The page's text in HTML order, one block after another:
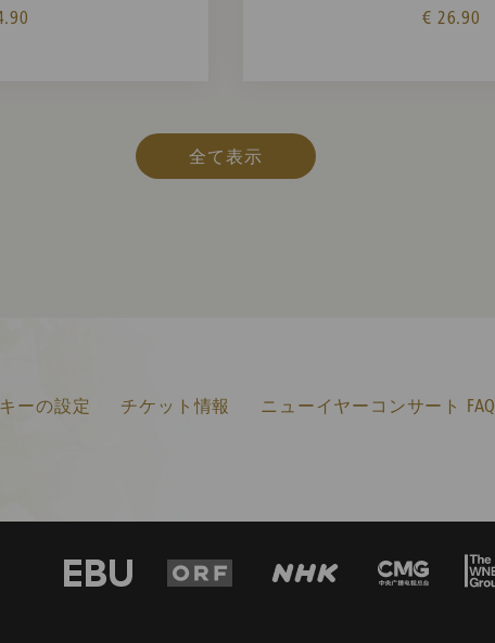
€ 26.90
全て表示
ーの設定 チケット情報 ニューイヤーコンサート FAQ